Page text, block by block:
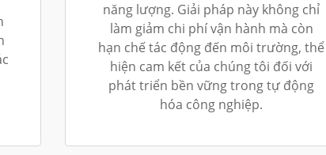
năng lượng. Giải pháp này không chỉ
làm giảm chi phí vận hành mà còn
hạn chế tác động đến môi trường, thể
hiện cam kết của chúng tôi đối với
phát triển bền vững trong tự động
hóa công nghiệp.